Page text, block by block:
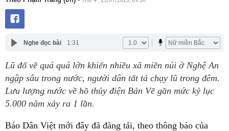
Nghe đọc bài 1:31
Lũ đổ về quá quá lớn khiến nhiều xã miền núi ở Nghệ An
ngập sâu trong nước, người dân tất tả chạy lũ trong đêm.
Lưu lượng nước về hồ thủy điện Bản Vẽ gần mức kỷ lục
5.000 năm xảy ra 1 lần.
Báo Dân Việt mới đây đã đăng tải, theo thông báo của